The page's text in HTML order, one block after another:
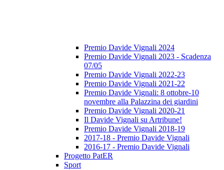
Premio Davide Vignali 2024
Premio Davide Vignali 2023 - Scadenza
07/05
Premio Davide Vignali 2022-23
Premio Davide Vignali 2021-22
Premio Davide Vignali: 8 ottobre-10
novembre alla Palazzina dei giardini
Premio Davide Vignali 2020-21
Il Davide Vignali su Artribune!
Premio Davide Vignali 2018-19
2017-18 - Premio Davide Vignali
2016-17 - Premio Davide Vignali
Progetto PatER
Sport